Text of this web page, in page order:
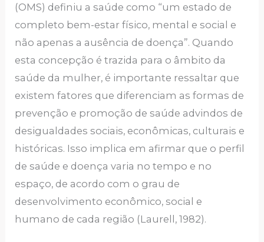
(OMS) definiu a saúde como “um estado de
completo bem-estar físico, mental e social e
não apenas a ausência de doença”. Quando
esta concepção é trazida para o âmbito da
saúde da mulher, é importante ressaltar que
existem fatores que diferenciam as formas de
prevenção e promoção de saúde advindos de
desigualdades sociais, econômicas, culturais e
históricas. Isso implica em afirmar que o perfil
de saúde e doença varia no tempo e no
espaço, de acordo com o grau de
desenvolvimento econômico, social e
humano de cada região (Laurell, 1982).